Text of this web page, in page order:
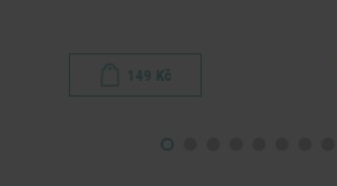
149 Kč